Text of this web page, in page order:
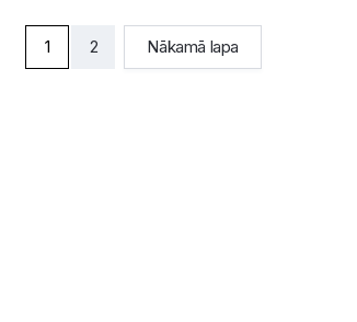
1 2 Nākamā lapa